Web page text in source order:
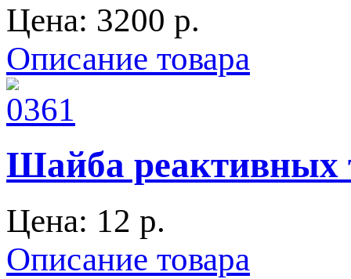
Цена: 3200 p.
Описание товара
Шайба реактивных
Цена: 12 p.
Описание товара